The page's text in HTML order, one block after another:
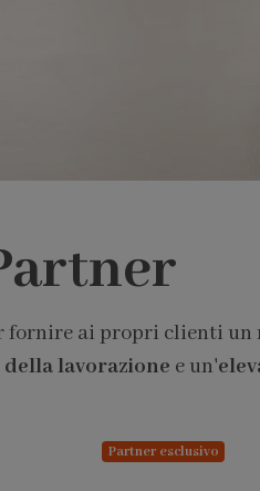
fornire ai propri clienti un
lavorazione e un'
Partner esclusivo